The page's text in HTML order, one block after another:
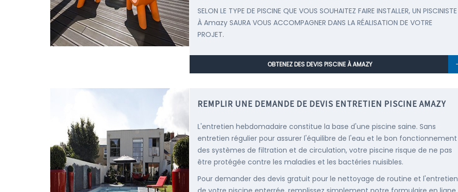
SELON LE TYPE DE PISCINE QUE VOUS SOUHAITEZ FAIRE INSTALLER, UN PISCINISTE
À Amazy SAURA VOUS ACCOMPAGNER DANS LA RÉALISATION DE VOTRE
PROJET.
OBTENEZ DES DEVIS PISCINE À AMAZY
REMPLIR UNE DEMANDE DE DEVIS ENTRETIEN PISCINE AMAZY
L'entretien hebdomadaire constitue la base d'une piscine saine. Sans
entretien régulier pour assurer l'équilibre de l'eau et le bon fonctionnement
des systèmes de filtration et de circulation, votre piscine risque de ne pas
être protégée contre les maladies et les bactéries nuisibles.
Pour demander des devis gratuit pour le nettoyage de routine et l'entretien